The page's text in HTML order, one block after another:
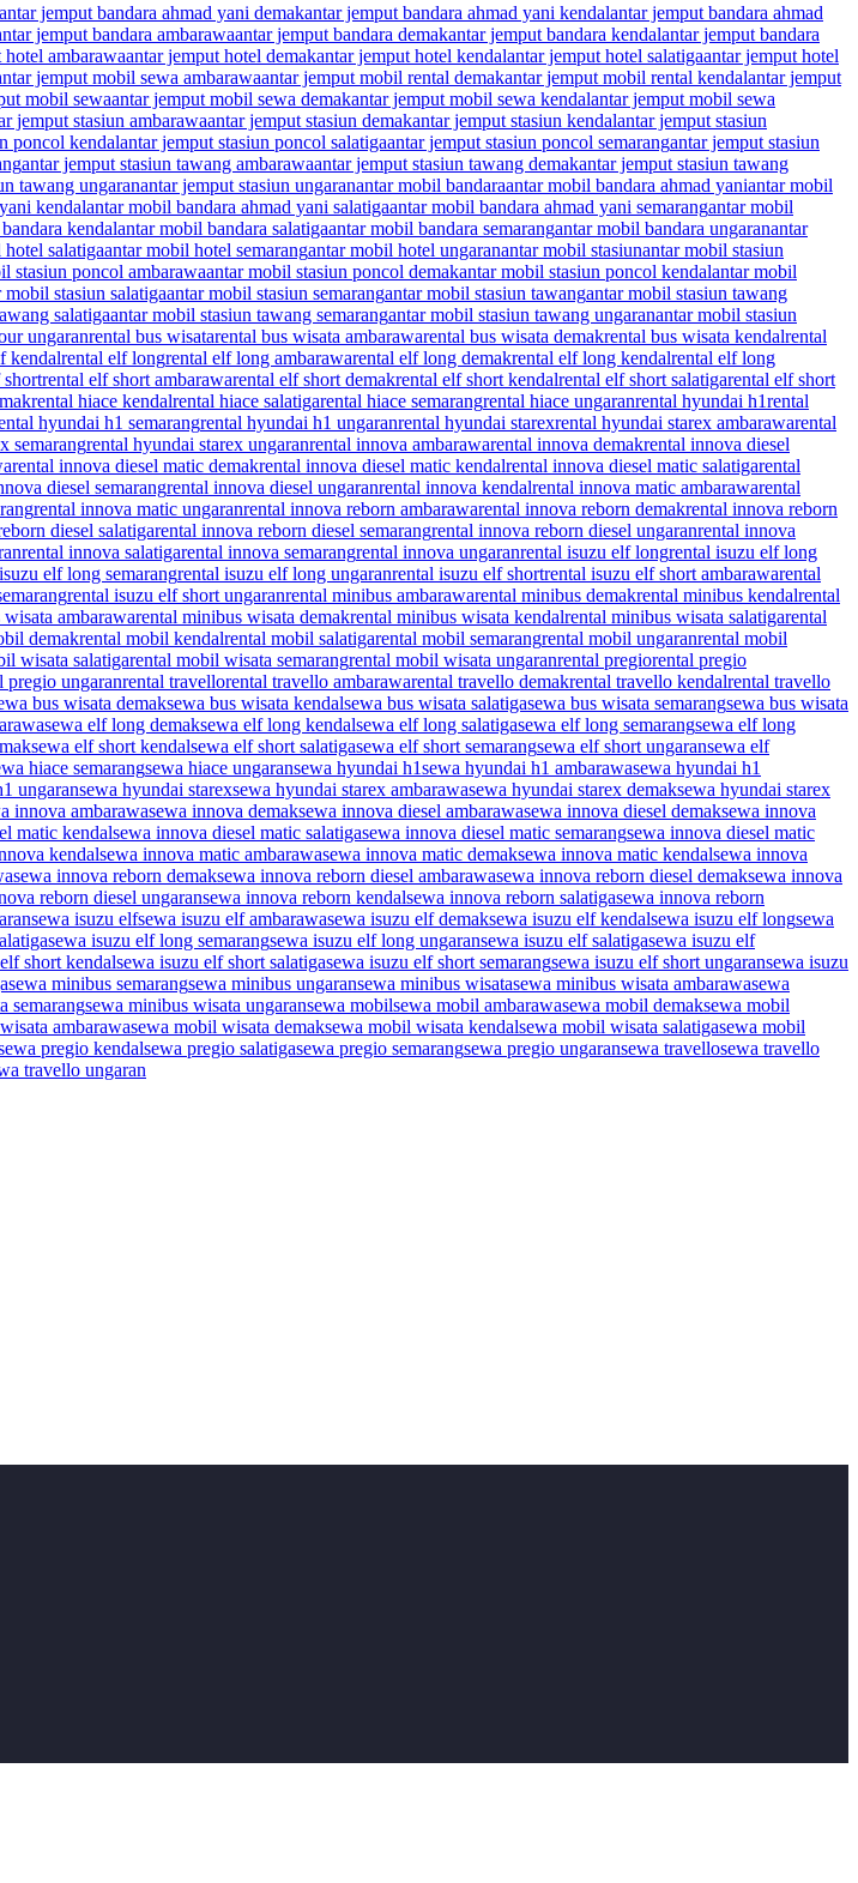
antar jemput bandara ahmad yani demakantar jemput bandara ahmad yani kendalantar jemput bandara ahmad
jemput bandara ambarawaantar jemput bandara demakantar jemput bandara kendalantar jemput bandara
hotel ambarawaantar jemput hotel demakantar jemput hotel kendalantar jemput hotel salatigaantar jemput hotel
jemput mobil sewa ambarawaantar jemput mobil rental demakantar jemput mobil rental kendalantar jemput
mobil sewaantar jemput mobil sewa demakantar jemput mobil sewa kendalantar jemput mobil sewa
jemput stasiun ambarawaantar jemput stasiun demakantar jemput stasiun kendalantar jemput stasiun
poncol kendalantar jemput stasiun poncol salatigaantar jemput stasiun poncol semarangantar jemput stasiun
antar jemput stasiun tawang ambarawaantar jemput stasiun tawang demakantar jemput stasiun tawang
tawang ungaranantar jemput stasiun ungaranantar mobil bandaraantar mobil bandara ahmad yaniantar mobil
kendalantar mobil bandara ahmad yani salatigaantar mobil bandara ahmad yani semarangantar mobil
kendalantar mobil bandara salatigaantar mobil bandara semarangantar mobil bandara ungaranantar
salatigaantar mobil hotel semarangantar mobil hotel ungaranantar mobil stasiunantar mobil stasiun
stasiun poncol ambarawaantar mobil stasiun poncol demakantar mobil stasiun poncol kendalantar mobil
mobil stasiun salatigaantar mobil stasiun semarangantar mobil stasiun tawangantar mobil stasiun tawang
salatigaantar mobil stasiun tawang semarangantar mobil stasiun tawang ungaranantar mobil stasiun
ungaranrental bus wisatarental bus wisata ambarawarental bus wisata demakrental bus wisata kendalrental
kendalrental elf longrental elf long ambarawarental elf long demakrental elf long kendalrental elf long
shortrental elf short ambarawarental elf short demakrental elf short kendalrental elf short salatigarental elf short
rental hiace kendalrental hiace salatigarental hiace semarangrental hiace ungaranrental hyundai h1rental
hyundai h1 semarangrental hyundai h1 ungaranrental hyundai starexrental hyundai starex ambarawarental
semarangrental hyundai starex ungaranrental innova ambarawarental innova demakrental innova diesel
rental innova diesel matic demakrental innova diesel matic kendalrental innova diesel matic salatigarental
diesel semarangrental innova diesel ungaranrental innova kendalrental innova matic ambarawarental
rental innova matic ungaranrental innova reborn ambarawarental innova reborn demakrental innova reborn
diesel salatigarental innova reborn diesel semarangrental innova reborn diesel ungaranrental innova
rental innova salatigarental innova semarangrental innova ungaranrental isuzu elf longrental isuzu elf long
elf long semarangrental isuzu elf long ungaranrental isuzu elf shortrental isuzu elf short ambarawarental
rental isuzu elf short ungaranrental minibus ambarawarental minibus demakrental minibus kendalrental
ambarawarental minibus wisata demakrental minibus wisata kendalrental minibus wisata salatigarental
demakrental mobil kendalrental mobil salatigarental mobil semarangrental mobil ungaranrental mobil
wisata salatigarental mobil wisata semarangrental mobil wisata ungaranrental pregiorental pregio
pregio ungaranrental travellorental travello ambarawarental travello demakrental travello kendalrental travello
bus wisata demaksewa bus wisata kendalsewa bus wisata salatigasewa bus wisata semarangsewa bus wisata
sewa elf long demaksewa elf long kendalsewa elf long salatigasewa elf long semarangsewa elf long
sewa elf short kendalsewa elf short salatigasewa elf short semarangsewa elf short ungaransewa elf
hiace semarangsewa hiace ungaransewa hyundai h1sewa hyundai h1 ambarawasewa hyundai h1
ungaransewa hyundai starexsewa hyundai starex ambarawasewa hyundai starex demaksewa hyundai starex
innova ambarawasewa innova demaksewa innova diesel ambarawasewa innova diesel demaksewa innova
matic kendalsewa innova diesel matic salatigasewa innova diesel matic semarangsewa innova diesel matic
kendalsewa innova matic ambarawasewa innova matic demaksewa innova matic kendalsewa innova
sewa innova reborn demaksewa innova reborn diesel ambarawasewa innova reborn diesel demaksewa innova
reborn diesel ungaransewa innova reborn kendalsewa innova reborn salatigasewa innova reborn
sewa isuzu elfsewa isuzu elf ambarawasewa isuzu elf demaksewa isuzu elf kendalsewa isuzu elf longsewa
sewa isuzu elf long semarangsewa isuzu elf long ungaransewa isuzu elf salatigasewa isuzu elf
short kendalsewa isuzu elf short salatigasewa isuzu elf short semarangsewa isuzu elf short ungaransewa isuzu
sewa minibus semarangsewa minibus ungaransewa minibus wisatasewa minibus wisata ambarawasewa
semarangsewa minibus wisata ungaransewa mobilsewa mobil ambarawasewa mobil demaksewa mobil
ambarawasewa mobil wisata demaksewa mobil wisata kendalsewa mobil wisata salatigasewa mobil
pregio kendalsewa pregio salatigasewa pregio semarangsewa pregio ungaransewa travellosewa travello
travello ungaran